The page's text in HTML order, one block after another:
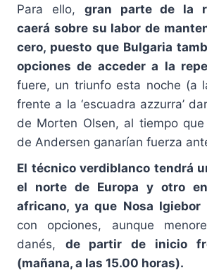
Para ello, gran parte de la
caerá sobre su labor de
cero, puesto que Bulgaria
opciones de acceder a la
fuere, un triunfo esta noche (a
frente a la ‘escuadra azzurra’
de Morten Olsen, al tiempo
de Andersen ganarían fuerza
El técnico verdiblanco tendrá
el norte de Europa y otro
africano, ya que Nosa Igiebor
con opciones, aunque
danés, de partir de inicio
(mañana, a las 15.00 horas).